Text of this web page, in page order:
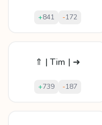
+841 -172
⇑ | Tim | ➜
+739 -187